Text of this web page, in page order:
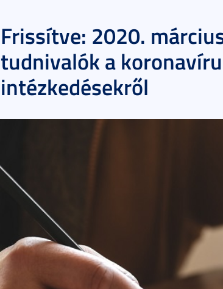
Frissítve: 2020.
tudnivalók a
intézkedésekről